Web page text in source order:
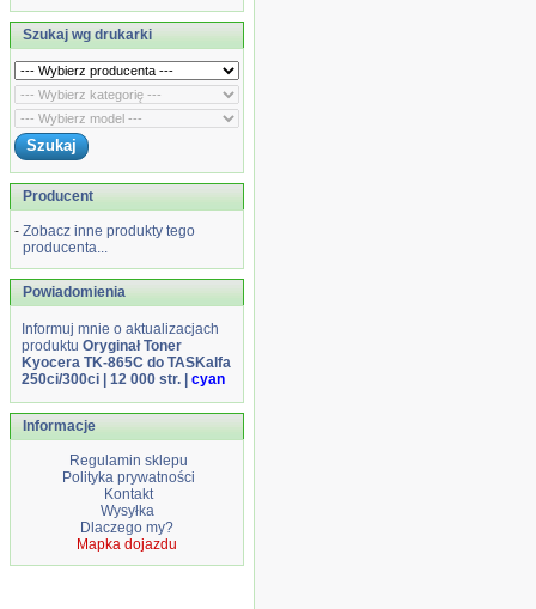
Szukaj wg drukarki
Producent
- Zobacz inne produkty tego
producenta...
Powiadomienia
Informuj mnie o aktualizacjach
produktu Oryginał Toner
Kyocera TK-865C do TASKalfa
250ci/300ci | 12 000 str. | cyan
Informacje
Regulamin sklepu
Polityka prywatności
Kontakt
Wysyłka
Dlaczego my?
Mapka dojazdu